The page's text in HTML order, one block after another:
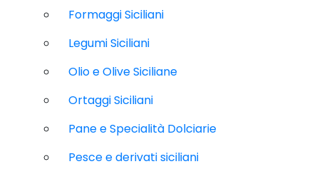
Formaggi Siciliani
Legumi Siciliani
Olio e Olive Siciliane
Ortaggi Siciliani
Pane e Specialità Dolciarie
Pesce e derivati siciliani